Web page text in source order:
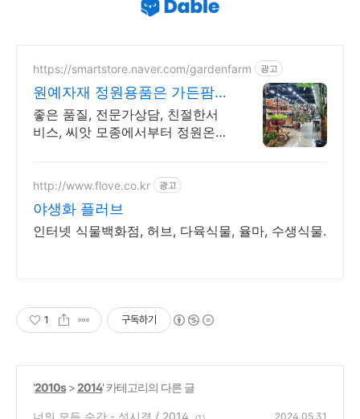
https://smartstore.naver.com/gardenfarm 광고
원예자재 정원용품은 가든팜
초대형 가든센터
좋은 품질, 전문가상담, 친절한서
비스, 씨앗 모종에서부터 정원온실
http://www.flove.co.kr 광고
야생화 플러브
인터넷 식물백화점, 허브, 다육식물, 율마, 수생식물.
1 구독하기
'2010s>2014' 카테고리의 다른 글
너의 모든 순간 - 성시경 / 2014 2024.05.31